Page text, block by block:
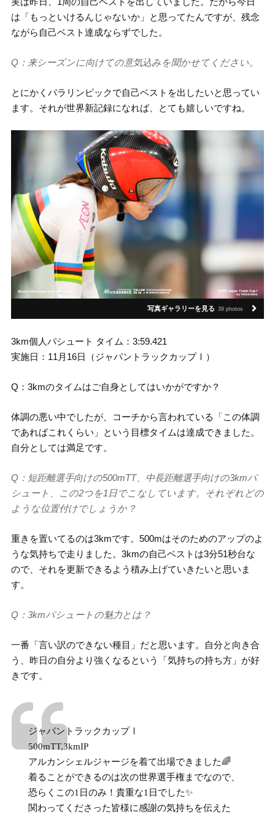
は「もっといけるんじゃないか」と思ってたんですが、残念
ながら自己ベスト達成ならずでした。
Q：来シーズンに向けての意気込みを聞かせてください。
とにかくパラリンピックで自己ベストを出したいと思ってい
ます。それが世界新記録になれば、とても嬉しいですね。
写真ギャラリーを見る 39 photos
3km個人パシュート タイム：3:59.421
実施日：11月16日（ジャパントラックカップⅠ）
Q：3kmのタイムはご自身としてはいかがですか？
体調の悪い中でしたが、コーチから言われている「この体調
であればこれくらい」という目標タイムは達成できました。
自分としては満足です。
Q：短距離選手向けの500mTT、中長距離選手向けの3kmパ
シュート、この2つを1日でこなしています。それぞれどの
ような位置付けでしょうか？
重きを置いてるのは3kmです。500mはそのためのアップのよ
うな気持ちで走りました。3kmの自己ベストは3分51秒台な
ので、それを更新できるよう積み上げていきたいと思いま
す。
Q：3kmパシュートの魅力とは？
一番「言い訳のできない種目」だと思います。自分と向き合
う、昨日の自分より強くなるという「気持ちの持ち方」が好
きです。
ジャパントラックカップⅠ
500mTT,3kmIP
アルカンシェルジャージを着て出場できました🌈
着ることができるのは次の世界選手権までなので、
恐らくこの1日のみ！貴重な1日でした✨
関わってくださった皆様に感謝の気持ちを伝えた